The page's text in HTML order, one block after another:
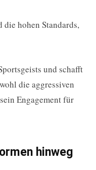
die hohen Standards,
und schafft
die aggressiven
Engagement für
hinweg